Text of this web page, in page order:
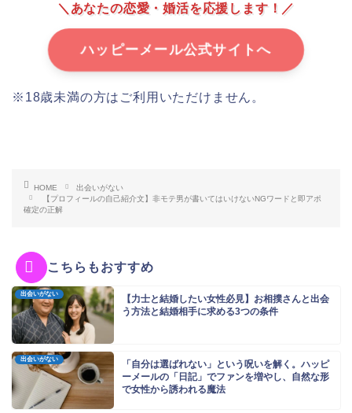
＼あなたの恋愛・婚活を応援します！／
ハッピーメール公式サイトへ
※18歳未満の方はご利用いただけません。
HOME
出会いがない
【プロフィールの自己紹介文】非モテ男が書いてはいけないNGワードと即アポ
確定の正解
こちらもおすすめ
出会いがない
【力士と結婚したい女性必見】お相撲さんと出会
う方法と結婚相手に求める3つの条件
出会いがない
「自分は選ばれない」という呪いを解く。ハッピ
ーメールの「日記」でファンを増やし、自然な形
で女性から誘われる魔法